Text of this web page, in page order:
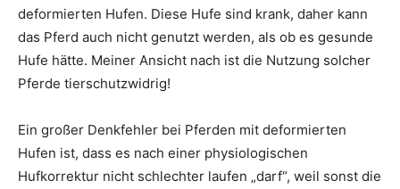
deformierten Hufen. Diese Hufe sind krank, daher kann
das Pferd auch nicht genutzt werden, als ob es gesunde
Hufe hätte. Meiner Ansicht nach ist die Nutzung solcher
Pferde tierschutzwidrig!
Ein großer Denkfehler bei Pferden mit deformierten
Hufen ist, dass es nach einer physiologischen
Hufkorrektur nicht schlechter laufen „darf“, weil sonst die